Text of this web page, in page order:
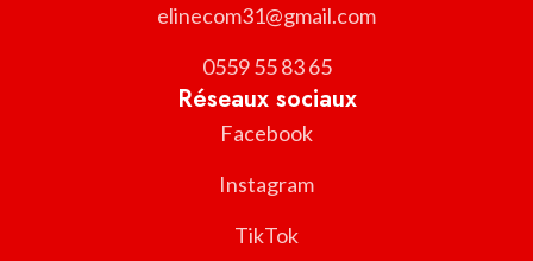
elinecom31@gmail.com
0559 55 83 65
Réseaux sociaux
Facebook
Instagram
TikTok